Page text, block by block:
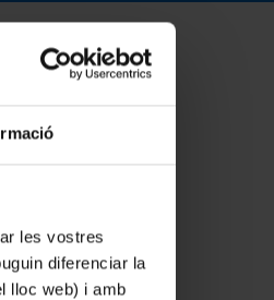
les vostres
diferenciar la
lloc web) i amb